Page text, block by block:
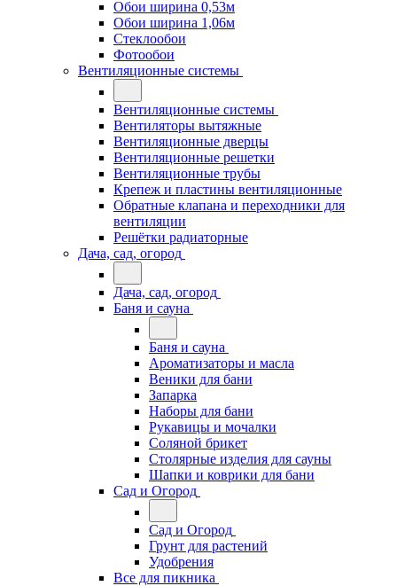
Обои ширина 0,53м
Обои ширина 1,06м
Стеклообои
Фотообои
Вентиляционные системы
Вентиляционные системы
Вентиляторы вытяжные
Вентиляционные дверцы
Вентиляционные решетки
Вентиляционные трубы
Крепеж и пластины вентиляционные
Обратные клапана и переходники для
вентиляции
Решётки радиаторные
Дача, сад, огород
Дача, сад, огород
Баня и сауна
Баня и сауна
Ароматизаторы и масла
Веники для бани
Запарка
Наборы для бани
Рукавицы и мочалки
Соляной брикет
Столярные изделия для сауны
Шапки и коврики для бани
Сад и Огород
Сад и Огород
Грунт для растений
Удобрения
Все для пикника